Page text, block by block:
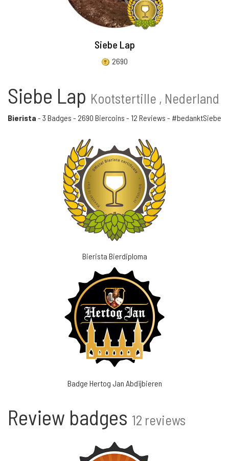
Siebe Lap
2690
Siebe Lap Kootstertille , Nederland
Bierista - 3 Badges - 2690 Biercoins - 12 Reviews - #bedanktSiebe
Bierista Bierdiploma
Badge Hertog Jan Abdijbieren
Review badges 12 reviews